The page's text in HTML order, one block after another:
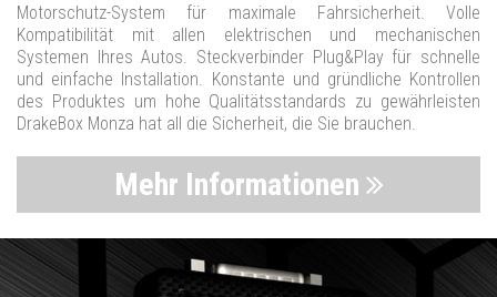
Motorschutz-System für maximale Fahrsicherheit. Volle
Kompatibilität mit allen elektrischen und mechanischen
Systemen Ihres Autos. Steckverbinder Plug&Play für schnelle
und einfache Installation. Konstante und gründliche Kontrollen
des Produktes um hohe Qualitätsstandards zu gewährleisten
DrakeBox Monza hat all die Sicherheit, die Sie brauchen.
Mehr Informationen